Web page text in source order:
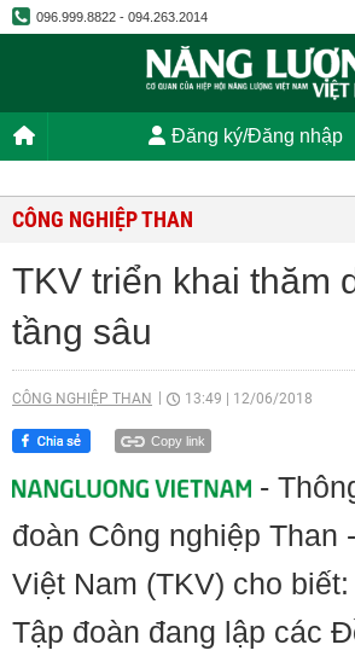
096.999.8822 - 094.263.2014
Đăng ký/Đăng nhập
CÔNG NGHIỆP THAN
TKV triển khai thăm
tầng sâu
CÔNG NGHIỆP THAN 13:49 12/06/2018
Copy link
-
đoàn Công nghiệp Than
Việt Nam (TKV) cho biết:
Tập đoàn đang lập các